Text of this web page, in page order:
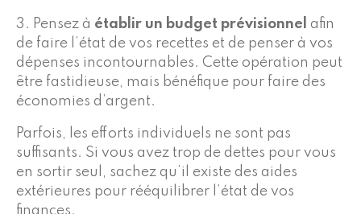
3. Pensez à établir un budget prévisionnel
afin
de faire l’état de vos recettes et de penser à vos
dépenses incontournables. Cette opération peut
être fastidieuse, mais bénéfique pour faire des
économies d’argent.
Parfois, les efforts individuels ne sont pas
suffisants. Si vous avez trop de dettes pour vous
en sortir seul, sachez qu’il existe des aides
extérieures pour rééquilibrer l’état de vos
finances.